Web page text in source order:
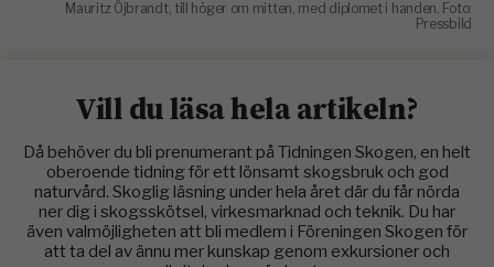
Mauritz Öjbrandt, till höger om mitten, med diplomet i handen. Foto:
Pressbild
Vill du läsa hela artikeln?
Då behöver du bli prenumerant på Tidningen Skogen, en helt
oberoende tidning för ett lönsamt skogsbruk och god
naturvård. Skoglig läsning under hela året där du får nörda
ner dig i skogsskötsel, virkesmarknad och teknik. Du har
även valmöjligheten att bli medlem i Föreningen Skogen för
att ta del av ännu mer kunskap genom exkursioner och